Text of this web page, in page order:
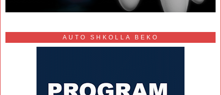
AUTO SHKOLLA BEKO